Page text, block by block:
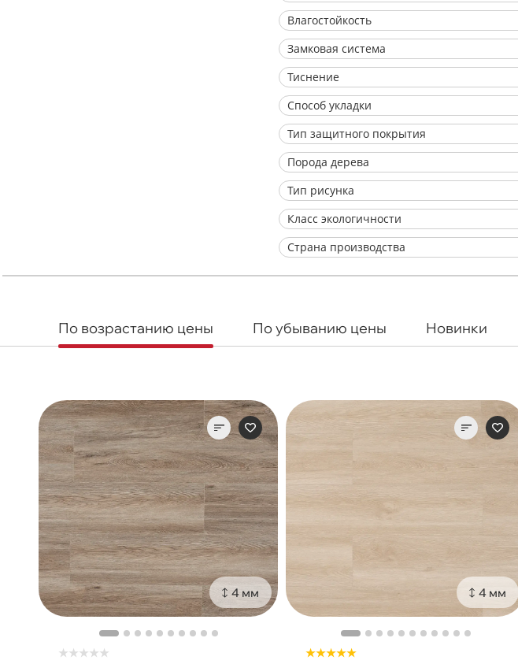
Влагостойкость
Замковая система
Тиснение
Способ укладки
Тип защитного покрытия
Порода дерева
Тип рисунка
Класс экологичности
Страна производства
По возрастанию цены По убыванию цены Новинки
4 мм
★★★★★
4 мм
★★★★★